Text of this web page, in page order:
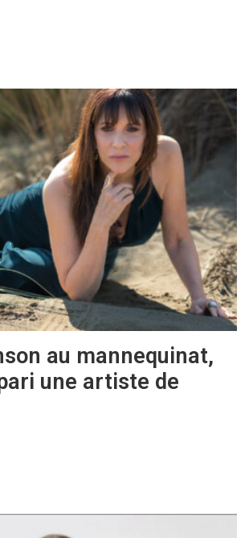
au mannequinat,
une artiste de